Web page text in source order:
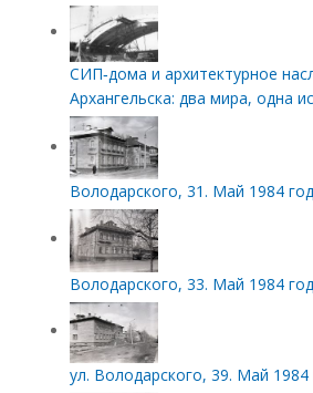
СИП‑дома и архитектурное
Архангельска: два мира, одна
Володарского, 31. Май 1984
Володарского, 33. Май 1984
ул. Володарского, 39. Май 1984